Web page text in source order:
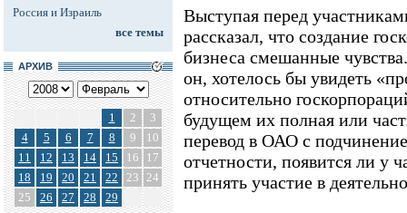
Россия и Израиль
все темы
АРХИВ
1 2
3
4
5 6 7 8 9
10
11
12 13 14 15 16
17
18
19 20 21 22 23 24
25
26 27 28 29
Выступая перед
рассказал, что создание
бизнеса смешанные
он, хотелось бы увидеть
относительно
будущем их полная или
перевод в ОАО с
отчетности, появится ли у
принять участие в